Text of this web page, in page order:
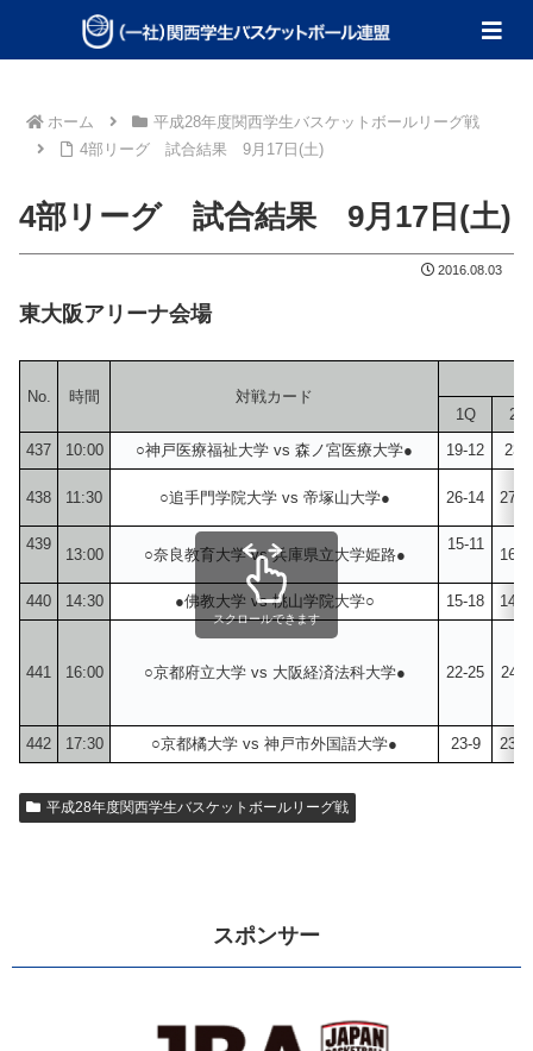
ホーム
平成28年度関西学生バスケットボールリーグ戦
4部リーグ 試合結果 9月17日(土)
4部リーグ 試合結果 9月17日(土)
2016.08.03
東大阪アリーナ会場
No. 時間
対戦カード
1Q
2Q
437
10:00 ○神戸医療福祉大学 vs 森ノ宮医療大学● 19-12 23-6
438 11:30 ○追手門学院大学 vs 帝塚山大学● 26-14 27-
439
13:00 ○奈良教育大学 vs 兵庫県立大学姫路●
15-11
16-
440 14:30 ●佛教大学 vs 桃山学院大学○ 15-18 14-
441 16:00 ○京都府立大学 vs 大阪経済法科大学● 22-25 24-
442 17:30 ○京都橘大学 vs 神戸市外国語大学● 23-9 23-
スクロールできます
平成28年度関西学生バスケットボールリーグ戦
スポンサー